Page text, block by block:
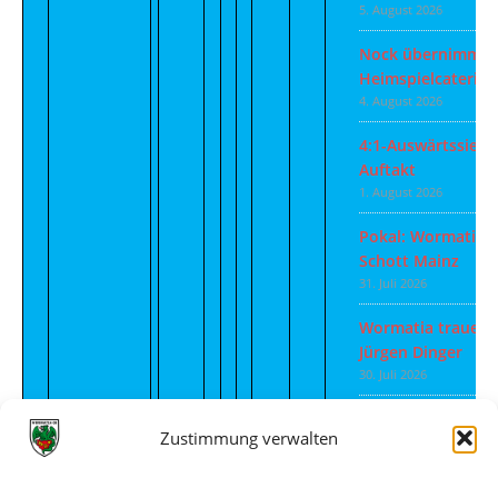
Zustimmung verwalten
5. August 2026
Nock übernimmt
Heimspielcatering
4. August 2026
4:1-Auswärtssieg
Auftakt
1. August 2026
Pokal: Wormatia
Schott Mainz
31. Juli 2026
Wormatia trauert
Jürgen Dinger
30. Juli 2026